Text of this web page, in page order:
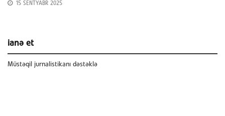
15 SENTYABR 2025
ianə et
Müstəqil jurnalistikanı dəstəklə